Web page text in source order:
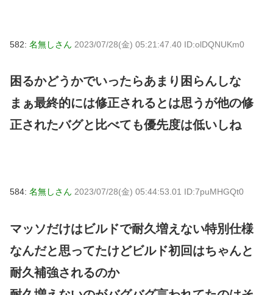
582: 名無しさん 2023/07/28(金) 05:21:47.40 ID:olDQNUKm0
困るかどうかでいったらあまり困らんしな
まぁ最終的には修正されるとは思うが他の修
正されたバグと比べても優先度は低いしね
584: 名無しさん 2023/07/28(金) 05:44:53.01 ID:7puMHGQt0
マッソだけはビルドで耐久増えない特別仕様
なんだと思ってたけどビルド初回はちゃんと
耐久補強されるのか